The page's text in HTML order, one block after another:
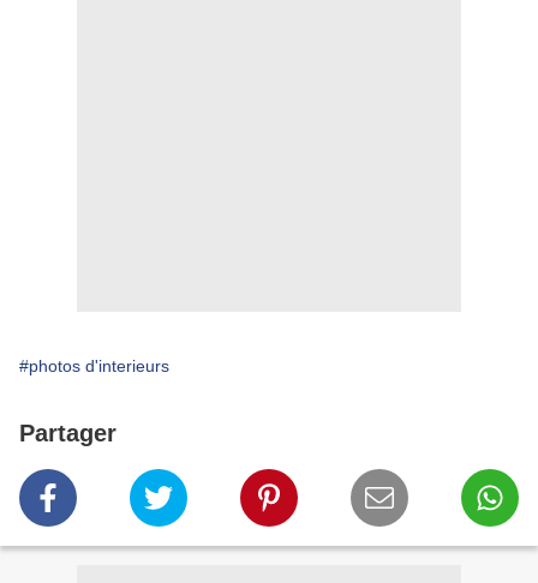
#photos d'interieurs
Partager